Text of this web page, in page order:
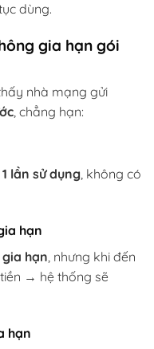
dùng.
gia hạn gói
nhà mạng gửi
, chẳng hạn:
1 lần sử dụng, không có
hạn
hạn, nhưng khi đến
→ hệ thống sẽ
hạn